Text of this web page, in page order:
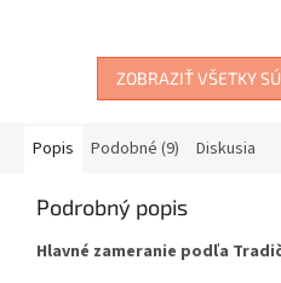
stopových prvkov...
ZOBRAZIŤ VŠETKY
Popis Podobné (9) Diskusia
Podrobný popis
Hlavné zameranie podľa